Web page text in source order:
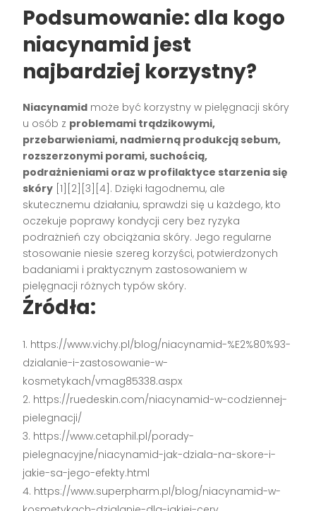
Podsumowanie: dla kogo
niacynamid jest
najbardziej korzystny?
Niacynamid może być korzystny w pielęgnacji skóry
u osób z problemami trądzikowymi,
przebarwieniami, nadmierną produkcją sebum,
rozszerzonymi porami, suchością,
podrażnieniami oraz w profilaktyce starzenia się
skóry [1][2][3][4]. Dzięki łagodnemu, ale
skutecznemu działaniu, sprawdzi się u każdego, kto
oczekuje poprawy kondycji cery bez ryzyka
podrażnień czy obciążania skóry. Jego regularne
stosowanie niesie szereg korzyści, potwierdzonych
badaniami i praktycznym zastosowaniem w
pielęgnacji różnych typów skóry.
Źródła:
https://www.vichy.pl/blog/niacynamid-%E2%80%93-
dzialanie-i-zastosowanie-w-
kosmetykach/vmag85338.aspx
https://ruedeskin.com/niacynamid-w-codziennej-
pielegnacji/
https://www.cetaphil.pl/porady-
pielegnacyjne/niacynamid-jak-dziala-na-skore-i-
jakie-sa-jego-efekty.html
https://www.superpharm.pl/blog/niacynamid-w-